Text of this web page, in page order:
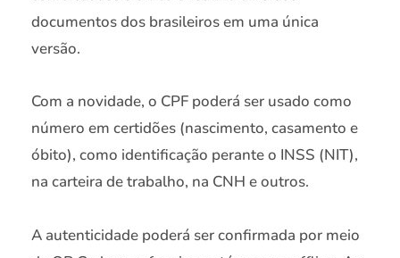
documentos dos brasileiros em uma única
versão.
Com a novidade, o CPF poderá ser usado como
número em certidões (nascimento, casamento e
óbito), como identificação perante o INSS (NIT),
na carteira de trabalho, na CNH e outros.
A autenticidade poderá ser confirmada por meio